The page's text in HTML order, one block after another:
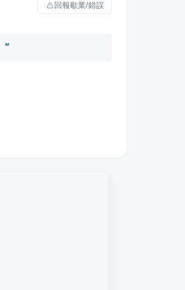
回報歇業/錯誤